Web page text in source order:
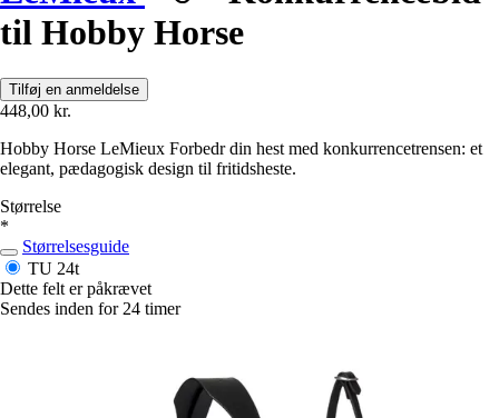
til Hobby Horse
Tilføj en anmeldelse
448,00 kr.
Hobby Horse LeMieux Forbedr din hest med konkurrencetrensen: et
elegant, pædagogisk design til fritidsheste.
Størrelse
*
Størrelsesguide
TU 24t
Dette felt er påkrævet
Sendes inden for 24 timer